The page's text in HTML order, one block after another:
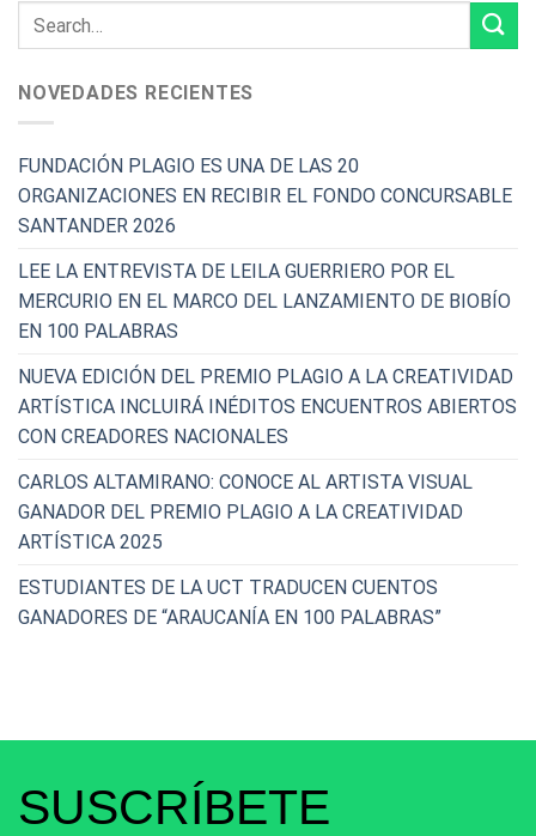
NOVEDADES RECIENTES
FUNDACIÓN PLAGIO ES UNA DE LAS 20
ORGANIZACIONES EN RECIBIR EL FONDO CONCURSABLE
SANTANDER 2026
LEE LA ENTREVISTA DE LEILA GUERRIERO POR EL
MERCURIO EN EL MARCO DEL LANZAMIENTO DE BIOBÍO
EN 100 PALABRAS
NUEVA EDICIÓN DEL PREMIO PLAGIO A LA CREATIVIDAD
ARTÍSTICA INCLUIRÁ INÉDITOS ENCUENTROS ABIERTOS
CON CREADORES NACIONALES
CARLOS ALTAMIRANO: CONOCE AL ARTISTA VISUAL
GANADOR DEL PREMIO PLAGIO A LA CREATIVIDAD
ARTÍSTICA 2025
ESTUDIANTES DE LA UCT TRADUCEN CUENTOS
GANADORES DE “ARAUCANÍA EN 100 PALABRAS”
SUSCRÍBETE